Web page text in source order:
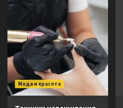
Мода и красота